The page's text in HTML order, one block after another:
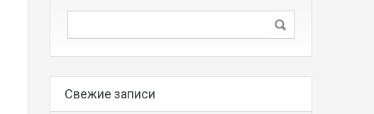
Свежие записи